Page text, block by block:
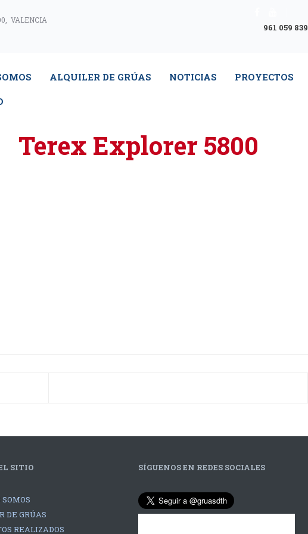
VALENCIA
961 059 839
ALQUILER DE GRÚAS NOTICIAS PROYECTOS
Terex Explorer 5800
SITIO
DE GRÚAS
REALIZADOS
SÍGUENOS EN REDES SOCIALES